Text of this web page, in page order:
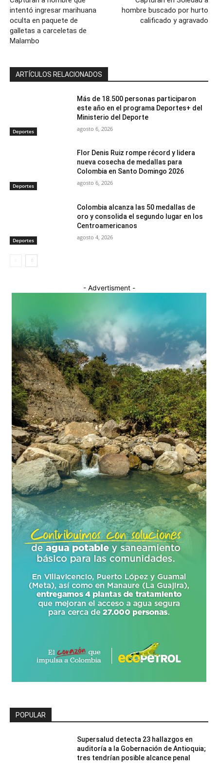
intentó ingresar marihuana
oculta en paquete de
galletas a carceletas de
Malambo
hombre buscado por hurto
calificado y agravado
ARTÍCULOS RELACIONADOS
Deportes
Más de 18.500 personas participaron
este año en el programa Deportes+ del
Ministerio del Deporte
agosto 6, 2026
Deportes
Flor Denis Ruiz rompe récord y lidera
nueva cosecha de medallas para
Colombia en Santo Domingo 2026
agosto 6, 2026
Deportes
Colombia alcanza las 50 medallas de
oro y consolida el segundo lugar en los
Centroamericanos
agosto 4, 2026
- Advertisment -
POPULAR
Supersalud detecta 23 hallazgos en
auditoría a la Gobernación de Antioquia;
tres tendrían posible alcance penal